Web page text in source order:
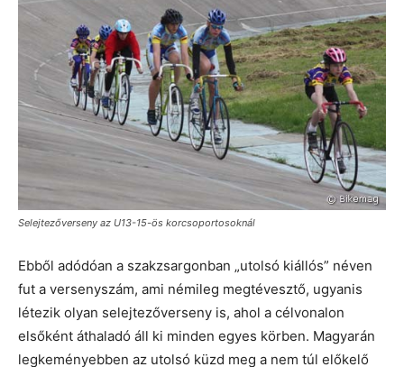
Selejtezőverseny az U13-15-ös korcsoportosoknál
Ebből adódóan a szakzsargonban „utolsó kiállós” néven
fut a versenyszám, ami némileg megtévesztő, ugyanis
létezik olyan selejtezőverseny is, ahol a célvonalon
elsőként áthaladó áll ki minden egyes körben. Magyarán
legkeményebben az utolsó küzd meg a nem túl előkelő